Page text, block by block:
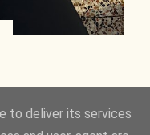
to deliver its services